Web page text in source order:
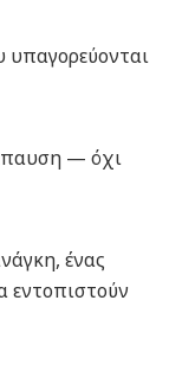
υπαγορεύονται
— όχι
ένας
εντοπιστούν